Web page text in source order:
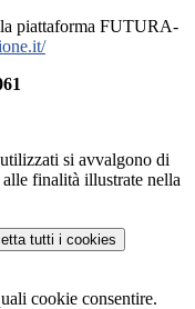
piattaforma FUTURA-
si avvalgono di
finalità illustrate nella
tutti i cookies
cookie consentire.